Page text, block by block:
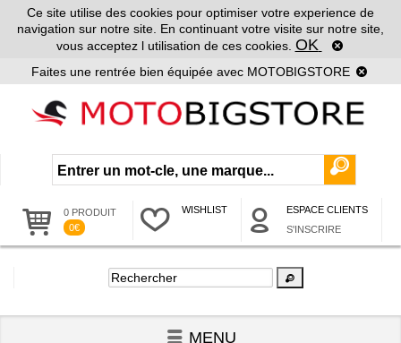
Ce site utilise des cookies pour optimiser votre experience de
navigation sur notre site. En continuant votre visite sur notre site,
vous acceptez l utilisation de ces cookies. OK
Faites une rentrée bien équipée avec MOTOBIGSTORE
0 PRODUIT
0€
WISHLIST
ESPACE CLIENTS
S'INSCRIRE
MENU